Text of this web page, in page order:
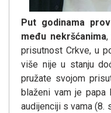
Put godinama
među nekršćanima,
prisutnost Crkve, u
više nije u stanju
pružate svojom
blaženi vam je papa
audijenciji s vama (8.